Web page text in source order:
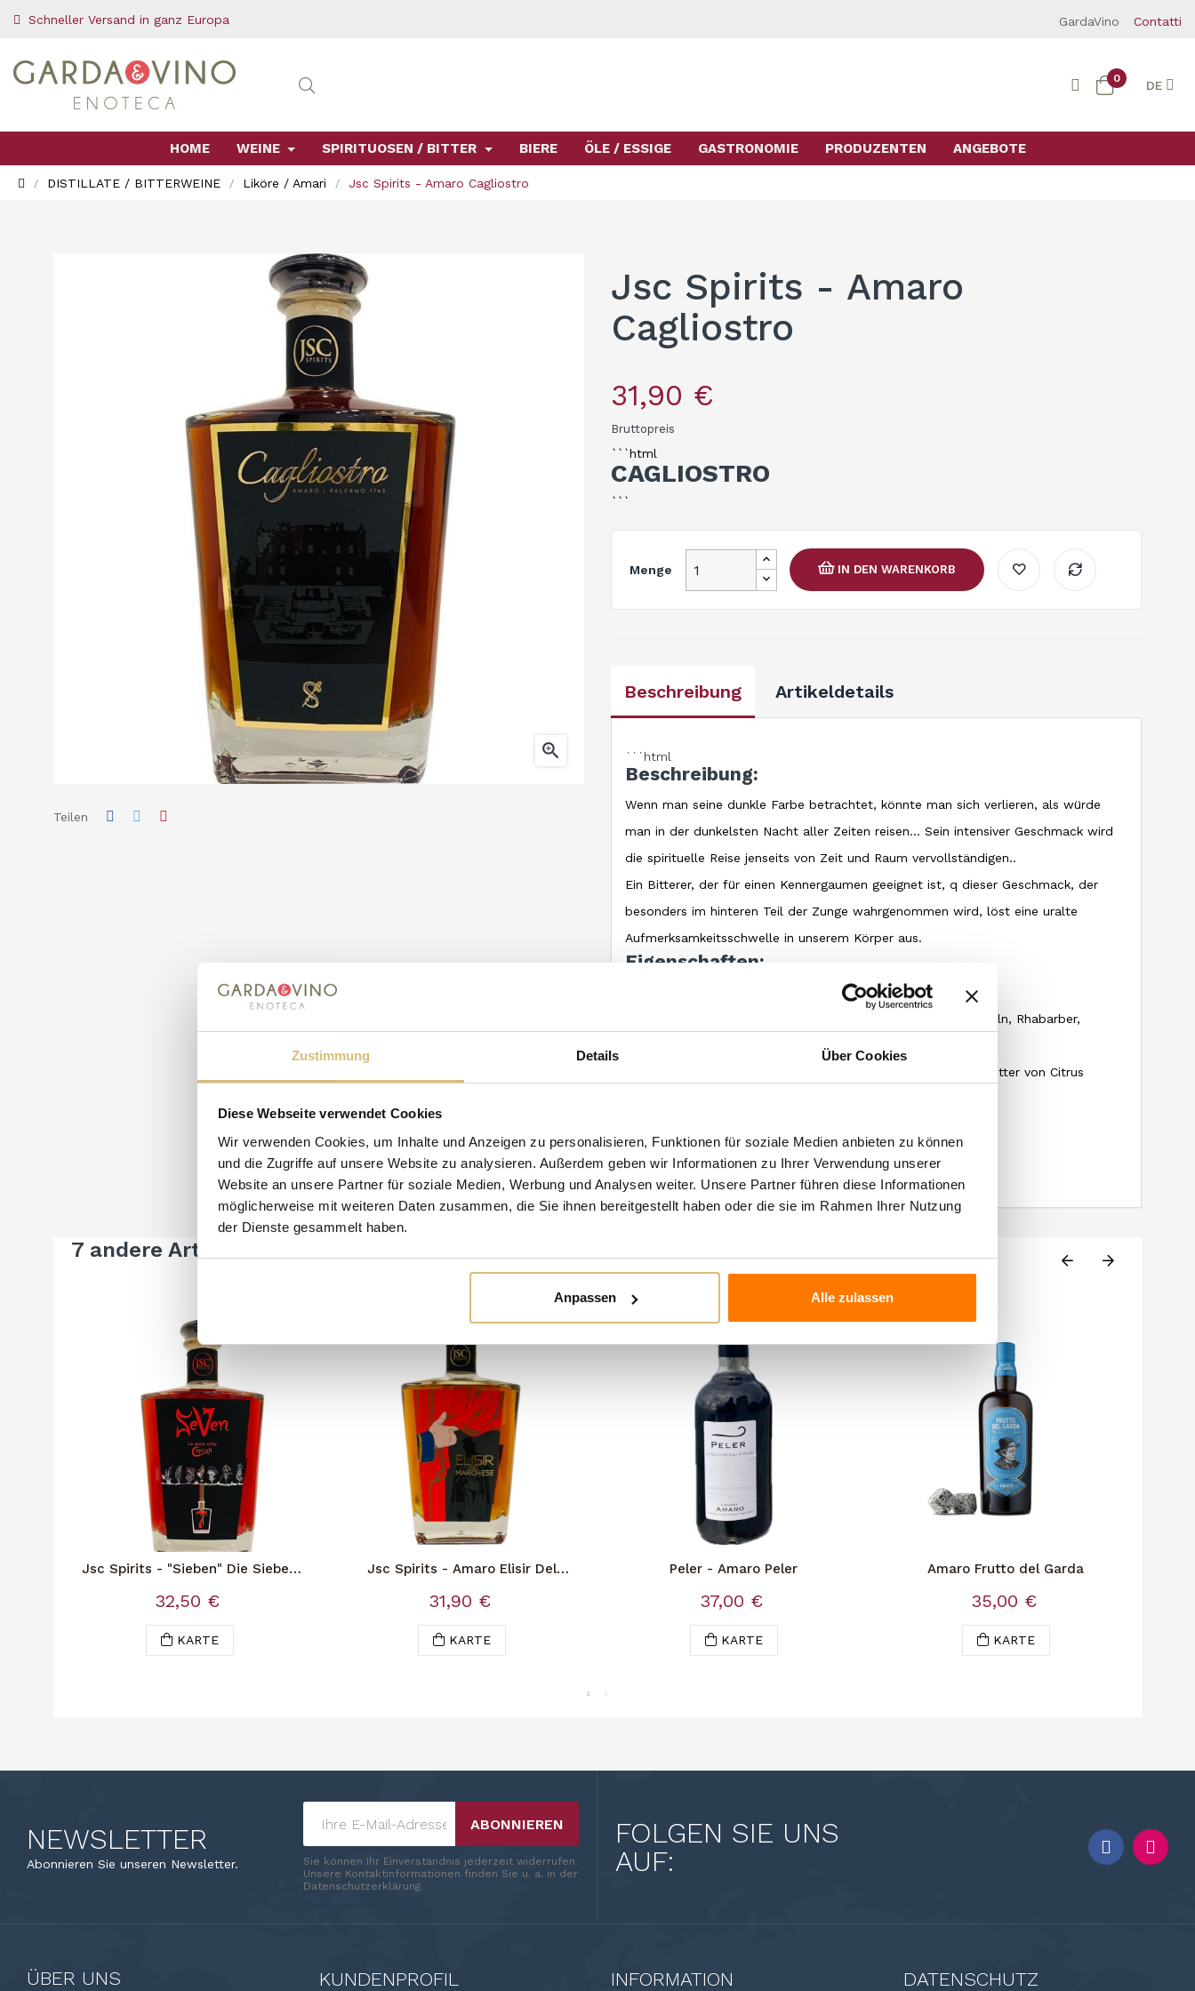
Zustimmung Details Über Cookies
Diese Webseite verwendet Cookies
Wir verwenden Cookies, um Inhalte und Anzeigen zu personalisieren, Funktionen für soziale Medien anbieten zu können
und die Zugriffe auf unsere Website zu analysieren. Außerdem geben wir Informationen zu Ihrer Verwendung unserer
Website an unsere Partner für soziale Medien, Werbung und Analysen weiter. Unsere Partner führen diese Informationen
möglicherweise mit weiteren Daten zusammen, die Sie ihnen bereitgestellt haben oder die sie im Rahmen Ihrer Nutzung
der Dienste gesammelt haben.
Anpassen Alle zulassen
Schneller Versand in ganz Europa GardaVino Contatti
0 DE
HOME WEINE SPIRITUOSEN / BITTER BIERE ÖLE / ESSIGE GASTRONOMIE PRODUZENTEN ANGEBOTE
DISTILLATE / BITTERWEINE Liköre / Amari Jsc Spirits - Amaro Cagliostro

Teilen
Jsc Spirits - Amaro
Cagliostro
31,90 €
Bruttopreis
```html
CAGLIOSTRO
```
Menge IN DEN WARENKORB
Beschreibung Artikeldetails
```html
Beschreibung:
Wenn man seine dunkle Farbe betrachtet, könnte man sich verlieren, als würde
man in der dunkelsten Nacht aller Zeiten reisen... Sein intensiver Geschmack wird
die spirituelle Reise jenseits von Zeit und Raum vervollständigen..
Ein Bitterer, der für einen Kennergaumen geeignet ist, q dieser Geschmack, der
besonders im hinteren Teil der Zunge wahrgenommen wird, löst eine uralte
Aufmerksamkeitsschwelle in unserem Körper aus.
Eigenschaften:
Reich und intensiv, mit Noten von reifem Obst, Wurzeln, Rhabarber,
Gewürzen, wilden Kräutern und Enzian
Intensiv, komplex, erfrischend, krautig und bitter von Citrus
Alkoholgehalt:
Format:Flasche 70 cl
```
7 andere Artikel in der gleichen Kategorie:
Jsc Spirits - "Sieben" Die Sieben
32,50 €
KARTE
Jsc Spirits - Amaro Elisir Del
31,90 €
KARTE
Peler - Amaro Peler
37,00 €
KARTE
Amaro Frutto del Garda
35,00 €
KARTE
NEWSLETTER
Abonnieren Sie unseren Newsletter.
ABONNIEREN
Sie können Ihr Einverständnis jederzeit widerrufen.
Unsere Kontaktinformationen finden Sie u. a. in der
Datenschutzerklärung.
FOLGEN SIE UNS
AUF:
ÜBER UNS KUNDENPROFIL INFORMATION DATENSCHUTZ